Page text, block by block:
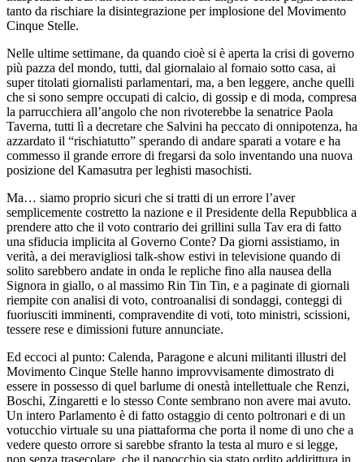
tanto da rischiare la disintegrazione per implosione del Movimento
Cinque Stelle.
Nelle ultime settimane, da quando cioè si è aperta la crisi di governo
più pazza del mondo, tutti, dal giornalaio al fornaio sotto casa, ai
super titolati giornalisti parlamentari, ma, a ben leggere, anche quelli
che si sono sempre occupati di calcio, di gossip e di moda, compresa
la parrucchiera all’angolo che non rivoterebbe la senatrice Paola
Taverna, tutti lì a decretare che Salvini ha peccato di onnipotenza, ha
azzardato il “rischiatutto” sperando di andare sparati a votare e ha
commesso il grande errore di fregarsi da solo inventando una nuova
posizione del Kamasutra per leghisti masochisti.
Ma… siamo proprio sicuri che si tratti di un errore l’aver
semplicemente costretto la nazione e il Presidente della Repubblica a
prendere atto che il voto contrario dei grillini sulla Tav era di fatto
una sfiducia implicita al Governo Conte? Da giorni assistiamo, in
verità, a dei meravigliosi talk-show estivi in televisione quando di
solito sarebbero andate in onda le repliche fino alla nausea della
Signora in giallo, o al massimo Rin Tin Tin, e a paginate di giornali
riempite con analisi di voto, controanalisi di sondaggi, conteggi di
fuoriusciti imminenti, compravendite di voti, toto ministri, scissioni,
tessere rese e dimissioni future annunciate.
Ed eccoci al punto: Calenda, Paragone e alcuni militanti illustri del
Movimento Cinque Stelle hanno improvvisamente dimostrato di
essere in possesso di quel barlume di onestà intellettuale che Renzi,
Boschi, Zingaretti e lo stesso Conte sembrano non avere mai avuto.
Un intero Parlamento è di fatto ostaggio di cento poltronari e di un
votucchio virtuale su una piattaforma che porta il nome di uno che a
vedere questo orrore si sarebbe sfranto la testa al muro e si legge,
non senza trasecolare, che il papocchio sia stato ordito addirittura in